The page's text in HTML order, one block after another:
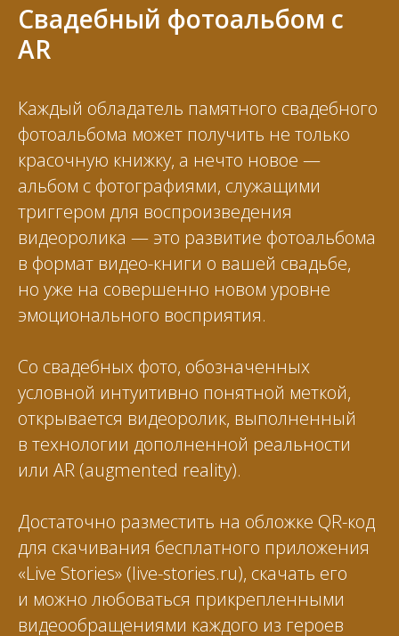
Свадебный фотоальбом с
AR
Каждый обладатель памятного свадебного
фотоальбома может получить не только
красочную книжку, а нечто новое —
альбом с фотографиями, служащими
триггером для воспроизведения
видеоролика — это развитие фотоальбома
в формат видео-книги о вашей свадьбе,
но уже на совершенно новом уровне
эмоционального восприятия.
Со свадебных фото, обозначенных
условной интуитивно понятной меткой,
открывается видеоролик, выполненный
в технологии дополненной реальности
или AR (augmented reality).
Достаточно разместить на обложке QR-код
для скачивания бесплатного приложения
«Live Stories» (live-stories.ru), скачать его
и можно любоваться прикрепленными
видеообращениями каждого из героев